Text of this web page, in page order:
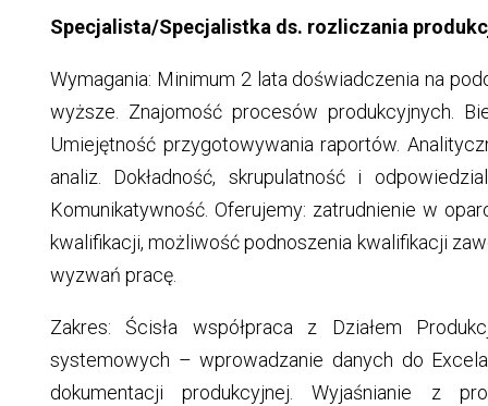
Specjalista/Specjalistka ds. rozliczania
Wymagania: Minimum 2 lata doświadczenia na
wyższe. Znajomość procesów produkcyjnych.
Umiejętność przygotowywania raportów.
analiz. Dokładność, skrupulatność i
Komunikatywność. Oferujemy: zatrudnienie w
kwalifikacji, możliwość podnoszenia kwalifikacji
wyzwań pracę.
Zakres: Ścisła współpraca z Działem
systemowych – wprowadzanie danych do
dokumentacji produkcyjnej. Wyjaśnianie z